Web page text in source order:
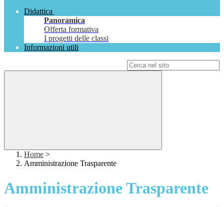
Didattica
Panoramica
Offerta formativa
I progetti delle classi
Informazioni utili
Home >
Amministrazione Trasparente
Amministrazione Trasparente